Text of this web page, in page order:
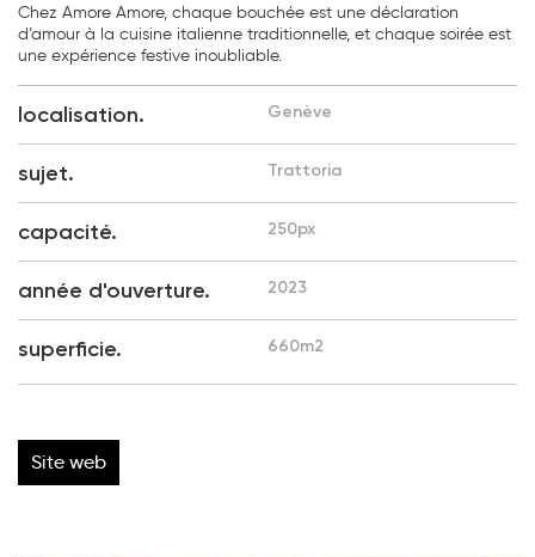
Chez Amore Amore, chaque bouchée est une déclaration
d’amour à la cuisine italienne traditionnelle, et chaque soirée est
une expérience festive inoubliable.
localisation. Genève
sujet. Trattoria
capacité. 250px
année d'ouverture. 2023
superficie. 660m2
Site web